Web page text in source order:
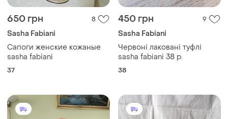
650 грн 8
Sasha Fabiani
Сапоги женские кожаные
sasha fabiani
37
450 грн 9
Sasha Fabiani
Червоні лаковані туфлі
sasha fabiani 38 р.
38